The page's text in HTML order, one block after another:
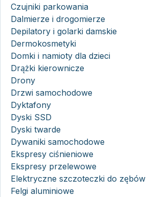
Czujniki parkowania
Dalmierze i drogomierze
Depilatory i golarki damskie
Dermokosmetyki
Domki i namioty dla dzieci
Drążki kierownicze
Drony
Drzwi samochodowe
Dyktafony
Dyski SSD
Dyski twarde
Dywaniki samochodowe
Ekspresy ciśnieniowe
Ekspresy przelewowe
Elektryczne szczoteczki do zębów
Felgi aluminiowe